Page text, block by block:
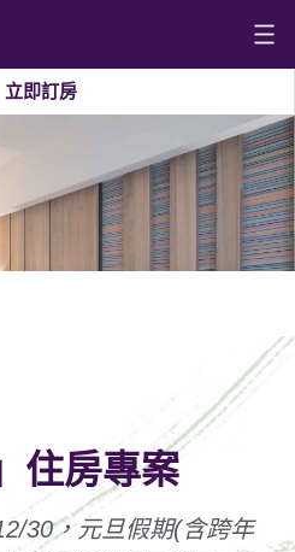
立即訂房
住房專案
30，元旦假期(含跨年